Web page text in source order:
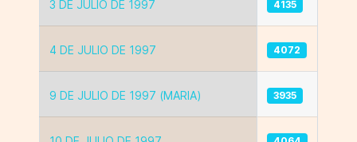
3 DE JULIO DE 1997 4135
4 DE JULIO DE 1997 4072
9 DE JULIO DE 1997 (MARIA) 3935